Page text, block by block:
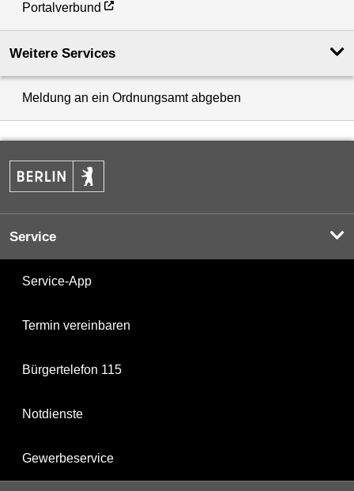
Portalverbund
Weitere Services
Meldung an ein Ordnungsamt abgeben
Service
Service-App
Termin vereinbaren
Bürgertelefon 115
Notdienste
Gewerbeservice